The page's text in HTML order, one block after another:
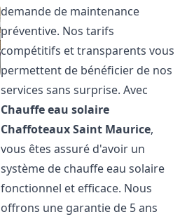
demande de maintenance
préventive. Nos tarifs
compétitifs et transparents vous
permettent de bénéficier de nos
services sans surprise. Avec
Chauffe eau solaire
ChaffoteauxSaint Maurice,
vous êtes assuré d'avoir un
système de chauffe eau solaire
fonctionnel et efficace. Nous
offrons une garantie de 5 ans